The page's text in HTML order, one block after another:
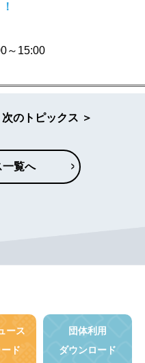
～15:00
次のトピックス ＞
一覧へ
ース
ド
団体利用
ダウンロード